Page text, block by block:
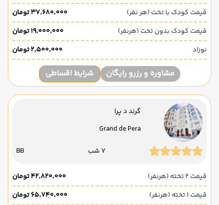
قیمت کودک با تخت (هر نفر)
۳۷٬۶۸۰٬۰۰۰ تومان
قیمت کودک بدون تخت (هرنفر)
۱۹٬۰۰۰٬۰۰۰ تومان
نوزاد
۲٬۵۰۰٬۰۰۰ تومان
مشاوره و رزرو رایگان شرایط اقساطی
گرند د پرا
Grand de Pera
7 شب BB
قیمت 2 تخته (هرنفر)
۴۲٬۸۲۰٬۰۰۰ تومان
قیمت 1 تخته (هرنفر)
۶۵٬۷۴۰٬۰۰۰ تومان